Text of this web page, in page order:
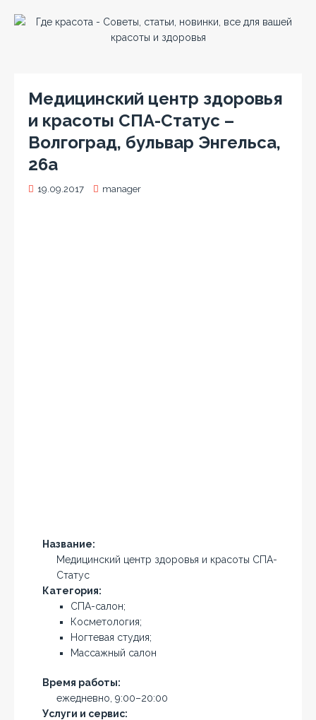
Медицинский центр здоровья
и красоты СПА-Статус –
Волгоград, бульвар Энгельса,
26а
19.09.2017 manager
Название:
Медицинский центр здоровья и красоты СПА-
Статус
Категория:
СПА-салон;
Косметология;
Ногтевая студия;
Массажный салон
Время работы:
ежедневно, 9:00–20:00
Услуги и сервис: